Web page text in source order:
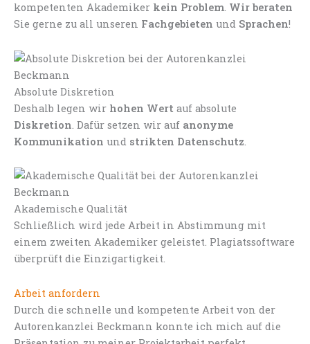
kompetenten Akademiker kein Problem. Wir beraten
Sie gerne zu all unseren Fachgebieten und Sprachen!
Absolute Diskretion
Deshalb legen wir hohen Wert auf absolute
Diskretion . Dafür setzen wir auf anonyme
Kommunikation und strikten Datenschutz
Akademische Qualität
Schließlich wird jede Arbeit in Abstimmung mit
einem zweiten Akademiker geleistet. Plagiatssoftware
überprüft die Einzigartigkeit.
Arbeit anfordern
Durch die schnelle und kompetente Arbeit von der
Autorenkanzlei Beckmann konnte ich mich auf die